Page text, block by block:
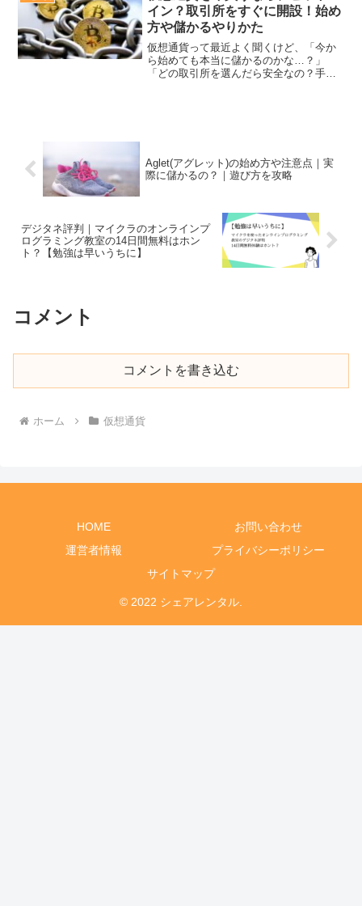
になります。その仮想通貨...
イン？取引所をすぐに開設！始め
方や儲かるやりかた
仮想通貨って最近よく聞くけど、「今か
ら始めても本当に儲かるのかな…？」
「どの取引所を選んだら安全なの？手数
Aglet(アグレット)の始め方や注意点｜実
際に儲かるの？｜遊び方を攻略
デジタネ評判｜マイクラのオンラインプ
ログラミング教室の14日間無料はホン
ト？【勉強は早いうちに】
コメント
コメントを書き込む
ホーム 仮想通貨
HOME
お問い合わせ
運営者情報
プライバシーポリシー
サイトマップ
© 2022 シェアレンタル.